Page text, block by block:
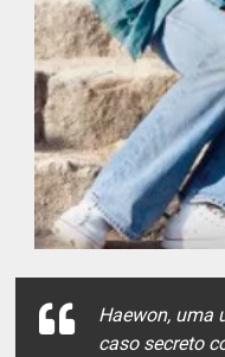
Haewon, uma
caso secreto